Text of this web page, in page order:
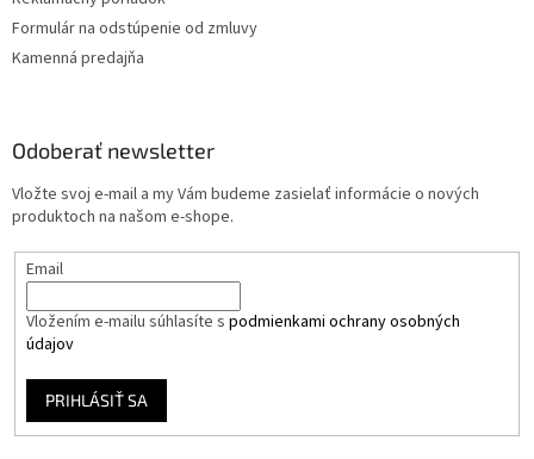
Formulár na odstúpenie od zmluvy
Kamenná predajňa
Odoberať newsletter
Vložte svoj e-mail a my Vám budeme zasielať informácie o nových
produktoch na našom e-shope.
Email
Vložením e-mailu súhlasíte s podmienkami ochrany osobných
údajov
PRIHLÁSIŤ SA